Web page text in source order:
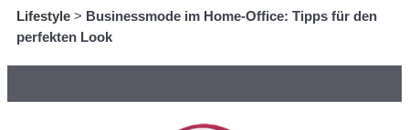
Lifestyle > Businessmode im Home-Office: Tipps für den
perfekten Look